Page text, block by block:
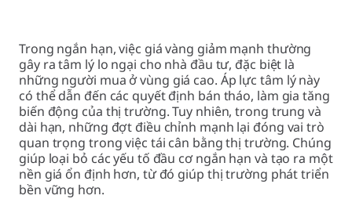
Trong ngắn hạn, việc giá vàng giảm mạnh thường
gây ra tâm lý lo ngại cho nhà đầu tư, đặc biệt là
những người mua ở vùng giá cao. Áp lực tâm lý này
có thể dẫn đến các quyết định bán tháo, làm gia tăng
biến động của thị trường. Tuy nhiên, trong trung và
dài hạn, những đợt điều chỉnh mạnh lại đóng vai trò
quan trọng trong việc tái cân bằng thị trường. Chúng
giúp loại bỏ các yếu tố đầu cơ ngắn hạn và tạo ra một
nền giá ổn định hơn, từ đó giúp thị trường phát triển
bền vững hơn.